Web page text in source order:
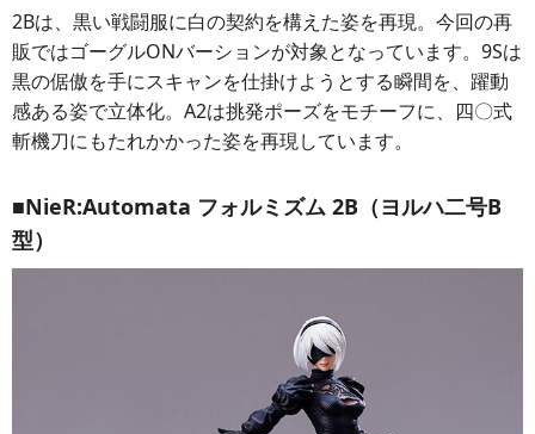
2Bは、黒い戦闘服に白の契約を構えた姿を再現。今回の再
販ではゴーグルONバーションが対象となっています。9Sは
黒の倨傲を手にスキャンを仕掛けようとする瞬間を、躍動
感ある姿で立体化。A2は挑発ポーズをモチーフに、四〇式
斬機刀にもたれかかった姿を再現しています。
■NieR:Automata フォルミズム 2B（ヨルハ二号B
型）